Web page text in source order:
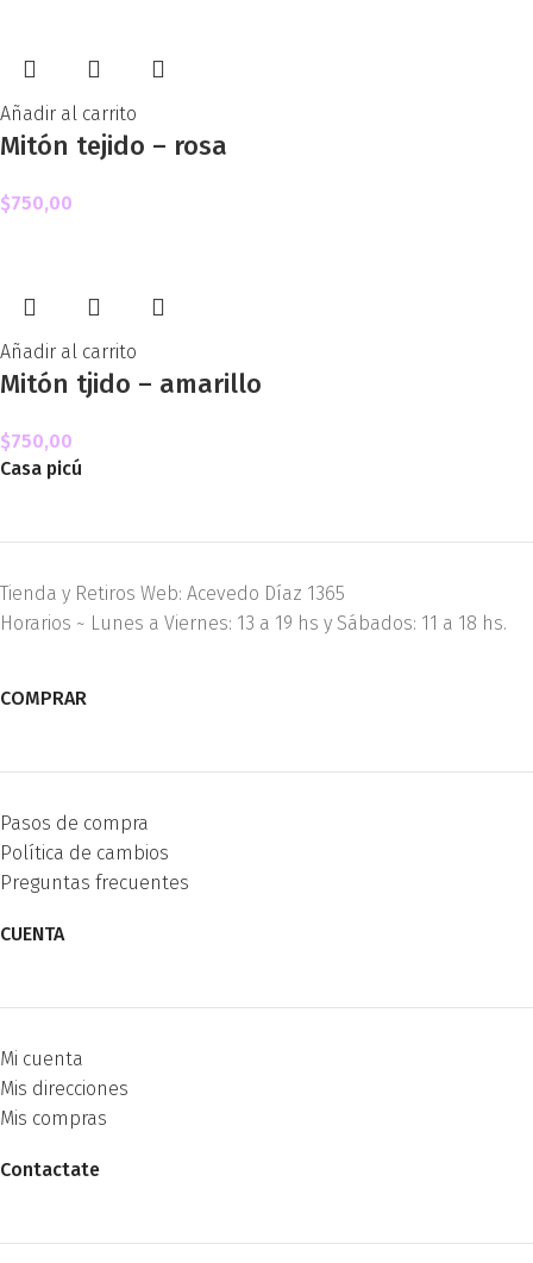
Añadir al carrito
Mitón tejido – rosa
$750,00
Añadir al carrito
Mitón tjido – amarillo
$750,00
Casa picú
Tienda y Retiros Web: Acevedo Díaz 1365
Horarios ~ Lunes a Viernes: 13 a 19 hs y Sábados: 11 a 18 hs.
COMPRAR
Pasos de compra
Política de cambios
Preguntas frecuentes
CUENTA
Mi cuenta
Mis direcciones
Mis compras
Contactate